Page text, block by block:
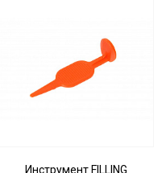
Инструмент FILLING